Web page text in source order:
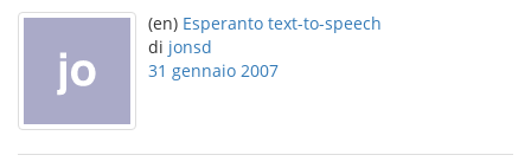
(en) Esperanto text-to-speech
di jonsd
31 gennaio 2007